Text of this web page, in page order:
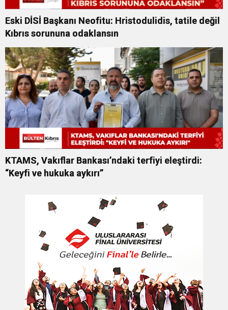
Eski DİSİ Başkanı Neofitu: Hristodulidis, tatile değil
Kıbrıs sorununa odaklansın
KTAMS, Vakıflar Bankası’ndaki terfiyi eleştirdi:
“Keyfi ve hukuka aykırı”